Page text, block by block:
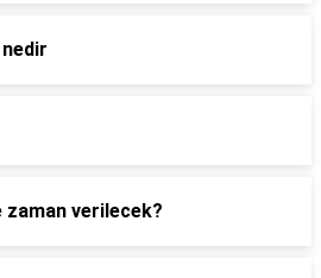
zaman verilecek?